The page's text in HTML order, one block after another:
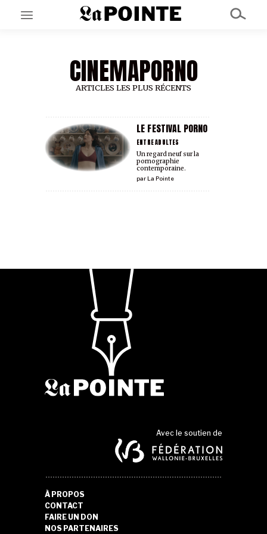
EN CE MOMENT
GRAND ANGLE
AU LARGE
À PROPOS
NOS PARTENAIRES
CINEMAPORNO
ARTICLES LES PLUS RÉCENTS
LE FESTIVAL PORNO
ENTRE ADULTES
parLa Pointe
Un regard neuf sur la
pornographie
contemporaine.
Avec le soutien de
À PROPOS
CONTACT
FAIRE UN DON
NOS PARTENAIRES